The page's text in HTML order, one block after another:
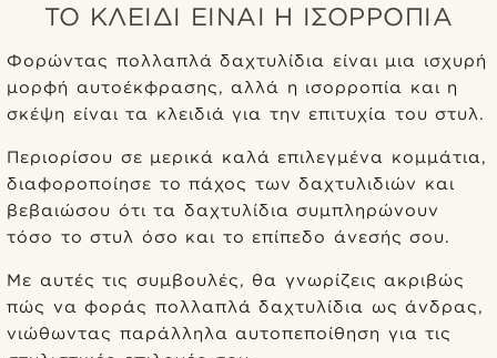
ΤΟ ΚΛΕΙΔΙ ΕΙΝΑΙ Η ΙΣΟΡΡΟΠΙΑ
Φορώντας πολλαπλά δαχτυλίδια είναι μια ισχυρή
μορφή αυτοέκφρασης, αλλά η ισορροπία και η
σκέψη είναι τα κλειδιά για την επιτυχία του στυλ.
Περιορίσου σε μερικά καλά επιλεγμένα κομμάτια,
διαφοροποίησε το πάχος των δαχτυλιδιών και
βεβαιώσου ότι τα δαχτυλίδια συμπληρώνουν
τόσο το στυλ όσο και το επίπεδο άνεσής σου.
Με αυτές τις συμβουλές, θα γνωρίζεις ακριβώς
πώς να φοράς πολλαπλά δαχτυλίδια ως άνδρας,
νιώθωντας παράλληλα αυτοπεποίθηση για τις